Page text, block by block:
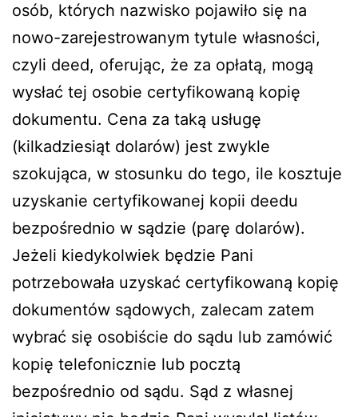
osób, których nazwisko pojawiło się na
nowo-zarejestrowanym tytule własności,
czyli deed, oferując, że za opłatą, mogą
wysłać tej osobie certyfikowaną kopię
dokumentu. Cena za taką usługę
(kilkadziesiąt dolarów) jest zwykle
szokująca, w stosunku do tego, ile kosztuje
uzyskanie certyfikowanej kopii deedu
bezpośrednio w sądzie (parę dolarów).
Jeżeli kiedykolwiek będzie Pani
potrzebowała uzyskać certyfikowaną kopię
dokumentów sądowych, zalecam zatem
wybrać się osobiście do sądu lub zamówić
kopię telefonicznie lub pocztą
bezpośrednio od sądu. Sąd z własnej